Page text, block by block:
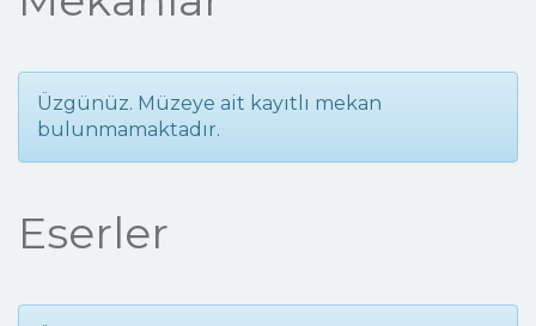
Üzgünüz. Müzeye ait kayıtlı mekan
bulunmamaktadır.
Eserler